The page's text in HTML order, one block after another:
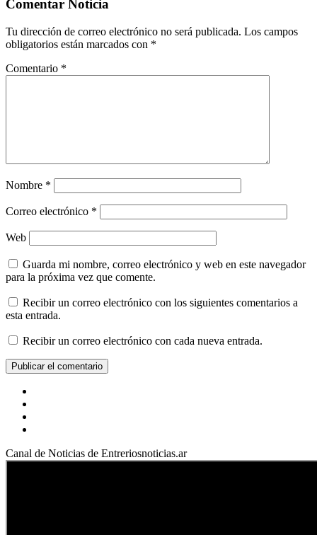
Comentar Noticia
Tu dirección de correo electrónico no será publicada. Los campos
obligatorios están marcados con *
Comentario *
Nombre *
Correo electrónico *
Web
Guarda mi nombre, correo electrónico y web en este navegador
para la próxima vez que comente.
Recibir un correo electrónico con los siguientes comentarios a
esta entrada.
Recibir un correo electrónico con cada nueva entrada.
Canal de Noticias de Entreriosnoticias.ar